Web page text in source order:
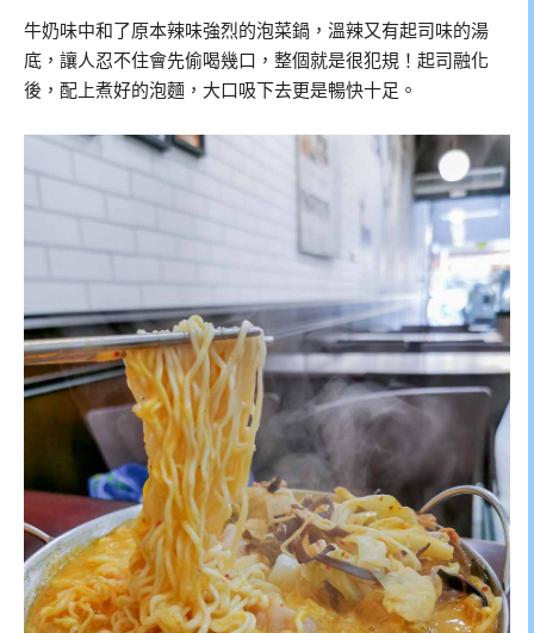
牛奶味中和了原本辣味強烈的泡菜鍋，溫辣又有起司味的湯
底，讓人忍不住會先偷喝幾口，整個就是很犯規！起司融化
後，配上煮好的泡麵，大口吸下去更是暢快十足。